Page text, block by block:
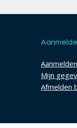
Mijn
Afmelden